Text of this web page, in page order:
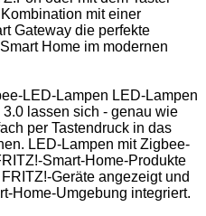
mit einer
Gateway die perfekte
Home im modernen
LED-Lampen LED-Lampen
lassen sich - genau wie
per Tastendruck in das
LED-Lampen mit Zigbee-
Smart-Home-Produkte
Geräte angezeigt und
Home-Umgebung integriert.